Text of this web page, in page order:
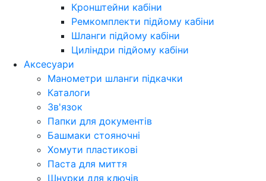
Кронштейни кабіни
Ремкомплекти підйому кабіни
Шланги підйому кабіни
Циліндри підйому кабіни
Аксесуари
Манометри шланги підкачки
Каталоги
Зв'язок
Папки для документів
Башмаки стояночні
Хомути пластикові
Паста для миття
Шнурки для ключів